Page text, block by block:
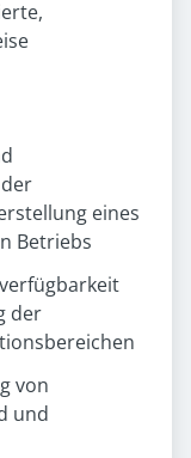
eines
Betriebs
der
von
und